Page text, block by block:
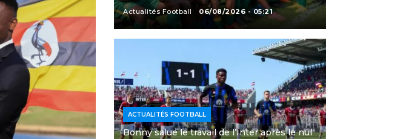
Actualités Football 06/08/2026 - 05:21
ACTUALITÉS FOOTBALL
Bonny salue le travail de l’Inter après le nul